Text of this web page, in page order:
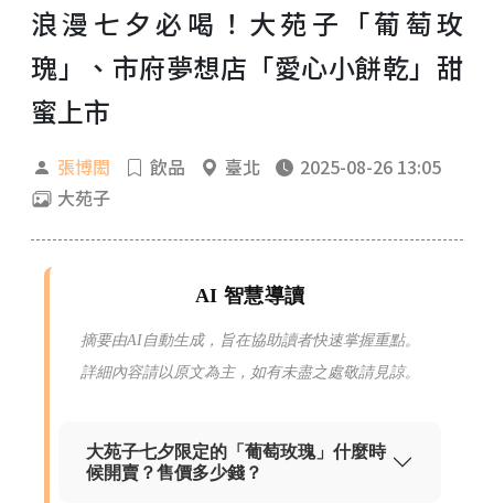
浪漫七夕必喝！大苑子「葡萄玫
瑰」、市府夢想店「愛心小餅乾」甜
蜜上市
張博閎 飲品 臺北
2025-08-26 13:05
大苑子
AI 智慧導讀
摘要由AI自動生成，旨在協助讀者快速掌握重點。
詳細內容請以原文為主，如有未盡之處敬請見諒。
大苑子七夕限定的「葡萄玫瑰」什麼時
候開賣？售價多少錢？